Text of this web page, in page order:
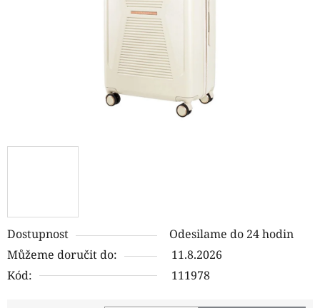
Dostupnost
Odesilame do 24 hodin
Můžeme doručit do:
11.8.2026
Kód:
111978